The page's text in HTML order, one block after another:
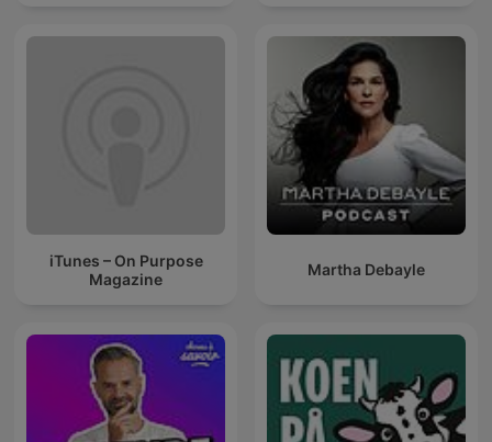
iTunes – On Purpose
Magazine
Martha Debayle